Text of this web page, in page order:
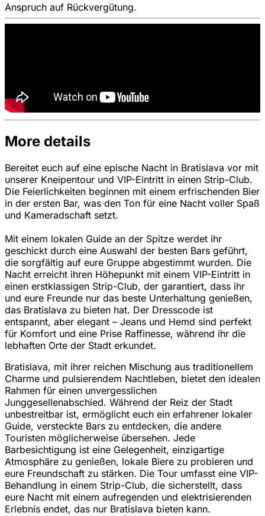
Anspruch auf Rückvergütung.
More details
Bereitet euch auf eine epische Nacht in Bratislava vor mit
unserer Kneipentour und VIP-Eintritt in einen Strip-Club.
Die Feierlichkeiten beginnen mit einem erfrischenden Bier
in der ersten Bar, was den Ton für eine Nacht voller Spaß
und Kameradschaft setzt.
Mit einem lokalen Guide an der Spitze werdet ihr
geschickt durch eine Auswahl der besten Bars geführt,
die sorgfältig auf eure Gruppe abgestimmt wurden. Die
Nacht erreicht ihren Höhepunkt mit einem VIP-Eintritt in
einen erstklassigen Strip-Club, der garantiert, dass ihr
und eure Freunde nur das beste Unterhaltung genießen,
das Bratislava zu bieten hat. Der Dresscode ist
entspannt, aber elegant – Jeans und Hemd sind perfekt
für Komfort und eine Prise Raffinesse, während ihr die
lebhaften Orte der Stadt erkundet.
Bratislava, mit ihrer reichen Mischung aus traditionellem
Charme und pulsierendem Nachtleben, bietet den idealen
Rahmen für einen unvergesslichen
Junggesellenabschied. Während der Reiz der Stadt
unbestreitbar ist, ermöglicht euch ein erfahrener lokaler
Guide, versteckte Bars zu entdecken, die andere
Touristen möglicherweise übersehen. Jede
Barbesichtigung ist eine Gelegenheit, einzigartige
Atmosphäre zu genießen, lokale Biere zu probieren und
eure Freundschaft zu stärken. Die Tour umfasst eine VIP-
Behandlung in einem Strip-Club, die sicherstellt, dass
eure Nacht mit einem aufregenden und elektrisierenden
Erlebnis endet, das nur Bratislava bieten kann.